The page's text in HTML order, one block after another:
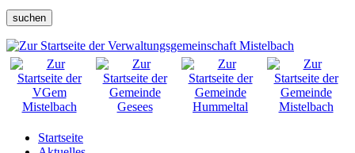
suchen
Startseite